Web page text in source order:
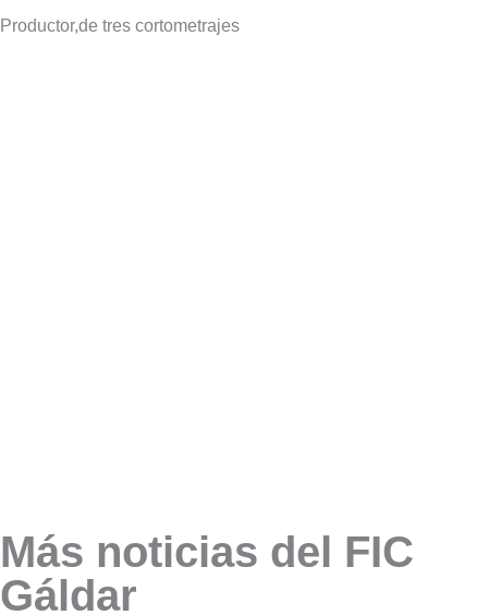
Productor,de tres cortometrajes
Más noticias del FIC
Gáldar